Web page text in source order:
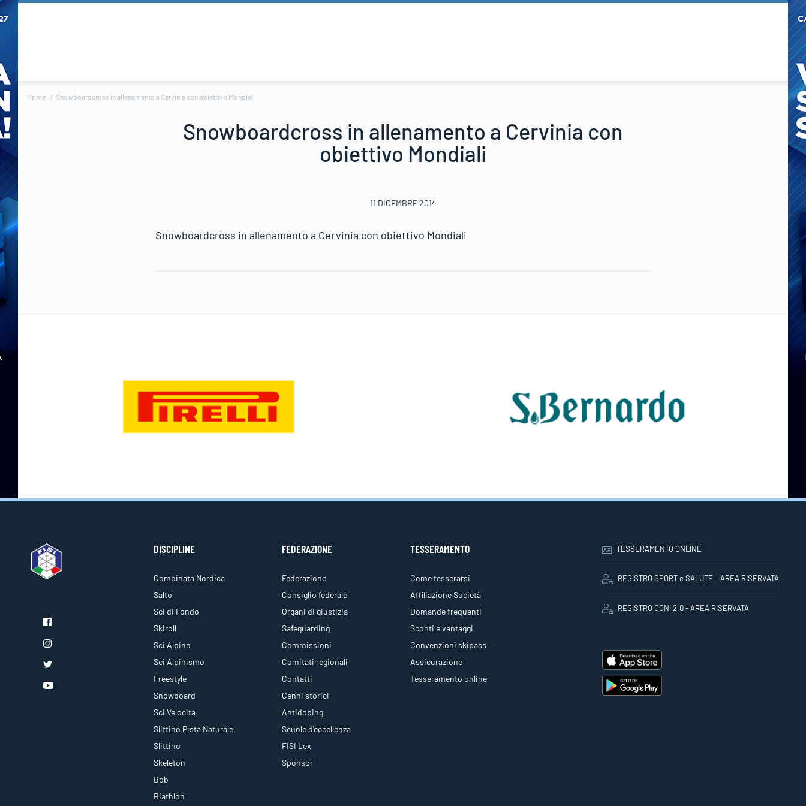
Home Snowboardcross in allenamento a Cervinia con obiettivo Mondiali
Snowboardcross in allenamento a Cervinia con
obiettivo Mondiali
11 DICEMBRE 2014
Snowboardcross in allenamento a Cervinia con obiettivo Mondiali
DISCIPLINE
Combinata Nordica
Salto
Sci di Fondo
Skiroll
Sci Alpino
Sci Alpinismo
Freestyle
Snowboard
Sci Velocita
Slittino Pista Naturale
Slittino
Skeleton
Bob
Biathlon
FEDERAZIONE
Federazione
Consiglio federale
Organi di giustizia
Safeguarding
Commissioni
Comitati regionali
Contatti
Cenni storici
Antidoping
Scuole d'eccellenza
FISI Lex
Sponsor
TESSERAMENTO
Come tesserarsi
Affiliazione Società
Domande frequenti
Sconti e vantaggi
Convenzioni skipass
Assicurazione
Tesseramento online
TESSERAMENTO ONLINE
REGISTRO SPORT e SALUTE – AREA RISERVATA
REGISTRO CONI 2.0 - AREA RISERVATA